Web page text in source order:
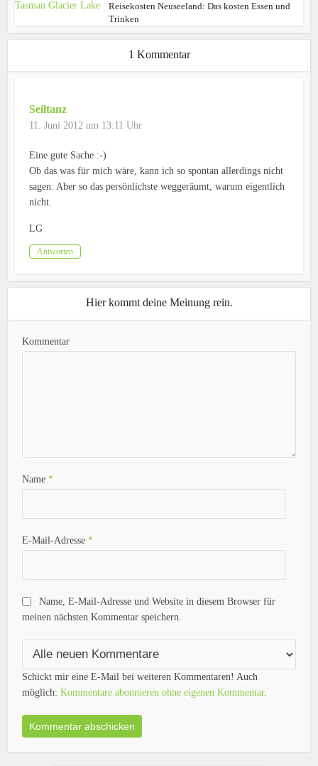
Reisekosten Neuseeland: Das kosten Essen und
Trinken
1 Kommentar
Seiltanz
11. Juni 2012 um 13:11 Uhr
Eine gute Sache :-)
Ob das was für mich wäre, kann ich so spontan allerdings nicht
sagen. Aber so das persönlichste weggeräumt, warum eigentlich
nicht.
LG
Antworten
Hier kommt deine Meinung rein.
Kommentar
Name *
E-Mail-Adresse *
Name, E-Mail-Adresse und Website in diesem Browser für
meinen nächsten Kommentar speichern.
Schickt mir eine E-Mail bei weiteren Kommentaren! Auch
möglich:Kommentare abonnieren ohne eigenen Kommentar.